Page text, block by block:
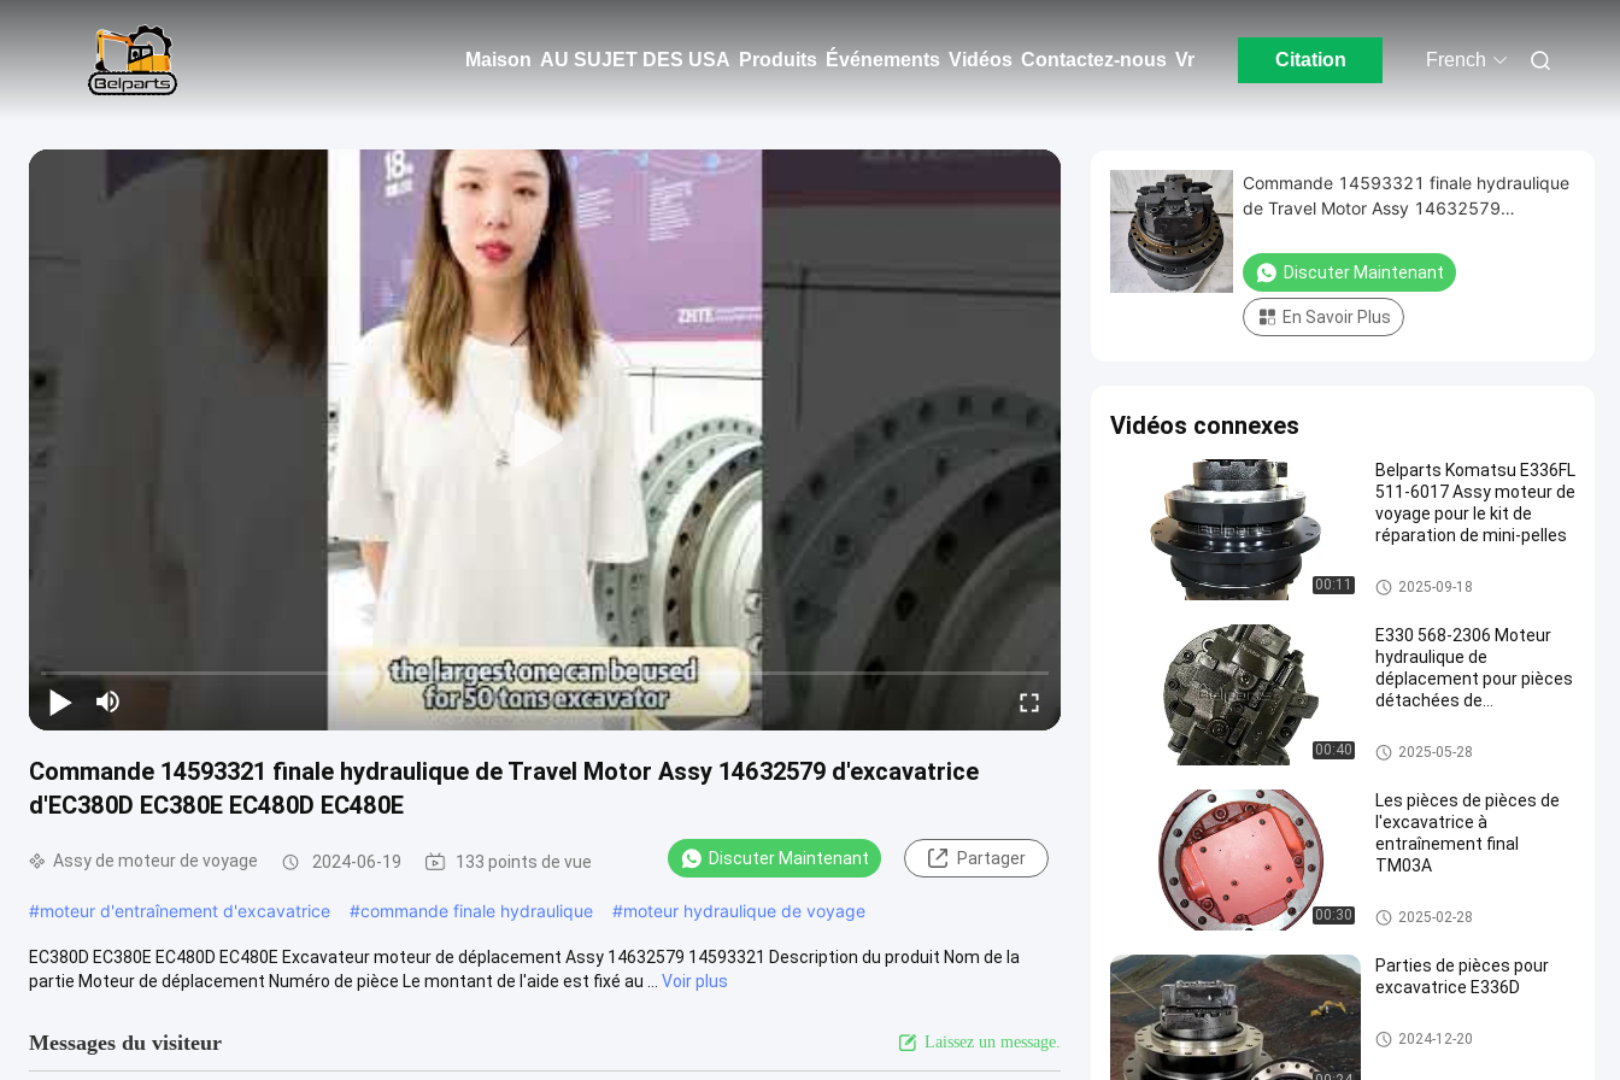
Maison AU SUJET DES USA Produits Événements Vidéos Contactez-nous Vr Citation French
Commande 14593321 finale hydraulique de Travel Motor Assy 14632579 d'excavatrice
d'EC380D EC380E EC480D EC480E
Assy de moteur de voyage 2024-06-19 133 points de vue Discuter Maintenant Partager
#moteur d'entraînement d'excavatrice #commande finale hydraulique #moteur hydraulique de voyage
EC380D EC380E EC480D EC480E Excavateur moteur de déplacement Assy 14632579 14593321 Description du produit Nom de la
partie Moteur de déplacement Numéro de pièce Le montant de l'aide est fixé au ...
Voir plus
Messages du visiteur Laissez un message.
Commande 14593321 finale hydraulique
de Travel Motor Assy 14632579
EC480E
Discuter Maintenant
En Savoir Plus
Vidéos connexes
00:11
Belparts Komatsu E336FL
511-6017 Assy moteur de
voyage pour le kit de
réparation de mini-pelles
Assy de moteur de voyage
2025-09-18
00:40
E330 568-2306 Moteur
hydraulique de
déplacement pour pièces
détachées de
Assy de moteur de voyage
2025-05-28
00:30
Les pièces de pièces de
l'excavatrice à
entraînement final
TM03A
Assy de moteur de voyage
2025-02-28
Parties de pièces pour
excavatrice E336D
Assy de moteur de voyage
2024-12-20